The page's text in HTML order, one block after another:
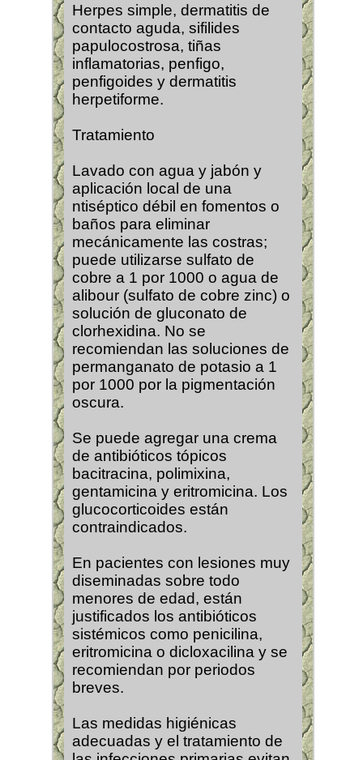
Herpes simple, dermatitis de
contacto aguda, sifilides
papulocostrosa, tiñas
inflamatorias, penfigo,
penfigoides y dermatitis
herpetiforme.
Tratamiento
Lavado con agua y jabón y
aplicación local de una
ntiséptico débil en fomentos o
baños para eliminar
mecánicamente las costras;
puede utilizarse sulfato de
cobre a 1 por 1000 o agua de
alibour (sulfato de cobre zinc) o
solución de gluconato de
clorhexidina. No se
recomiendan las soluciones de
permanganato de potasio a 1
por 1000 por la pigmentación
oscura.
Se puede agregar una crema
de antibióticos tópicos
bacitracina, polimixina,
gentamicina y eritromicina. Los
glucocorticoides están
contraindicados.
En pacientes con lesiones muy
diseminadas sobre todo
menores de edad, están
justificados los antibióticos
sistémicos como penicilina,
eritromicina o dicloxacilina y se
recomiendan por periodos
breves.
Las medidas higiénicas
adecuadas y el tratamiento de